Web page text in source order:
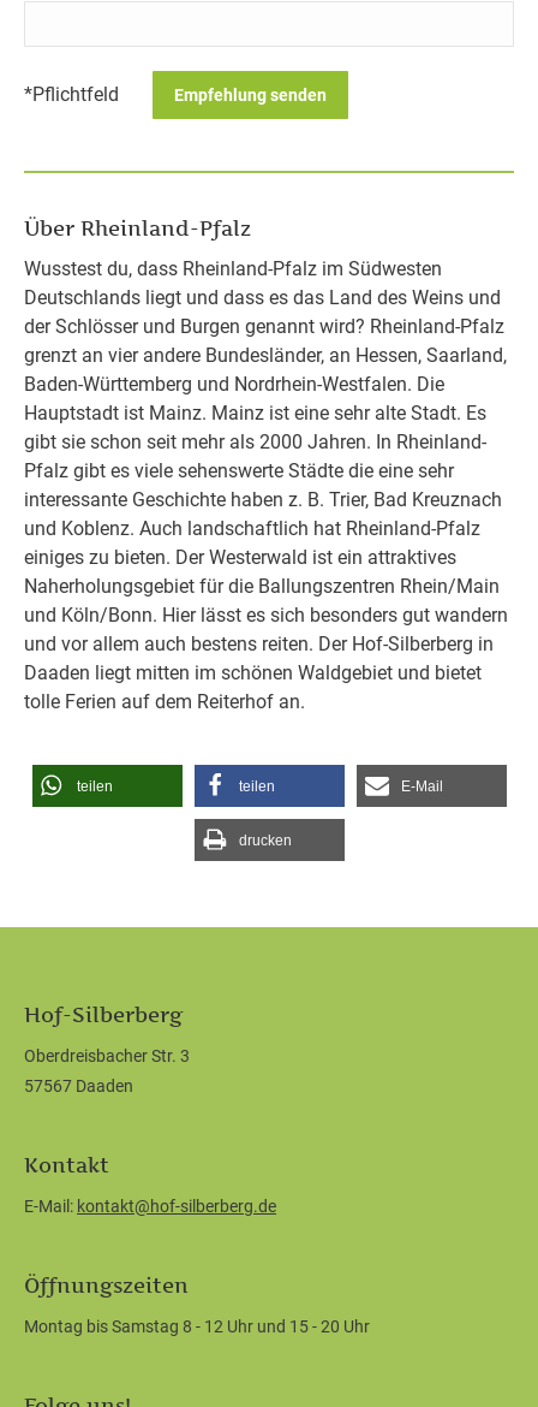
*Pflichtfeld
Über Rheinland-Pfalz
Wusstest du, dass Rheinland-Pfalz im Südwesten
Deutschlands liegt und dass es das Land des Weins und
der Schlösser und Burgen genannt wird? Rheinland-Pfalz
grenzt an vier andere Bundesländer, an Hessen, Saarland,
Baden-Württemberg und Nordrhein-Westfalen. Die
Hauptstadt ist Mainz. Mainz ist eine sehr alte Stadt. Es
gibt sie schon seit mehr als 2000 Jahren. In Rheinland-
Pfalz gibt es viele sehenswerte Städte die eine sehr
interessante Geschichte haben z. B. Trier, Bad Kreuznach
und Koblenz. Auch landschaftlich hat Rheinland-Pfalz
einiges zu bieten. Der Westerwald ist ein attraktives
Naherholungsgebiet für die Ballungszentren Rhein/Main
und Köln/Bonn. Hier lässt es sich besonders gut wandern
und vor allem auch bestens reiten. Der Hof-Silberberg in
Daaden liegt mitten im schönen Waldgebiet und bietet
tolle Ferien auf dem Reiterhof an.
teilen teilen E-Mail
drucken
Hof-Silberberg
Oberdreisbacher Str. 3
57567 Daaden
Kontakt
E-Mail: kontakt@hof-silberberg.de
Öffnungszeiten
Montag bis Samstag 8 - 12 Uhr und 15 - 20 Uhr